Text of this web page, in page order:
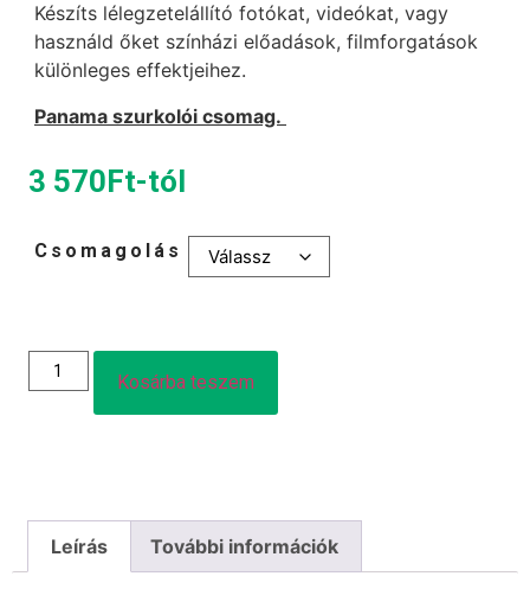
Készíts lélegzetelállító fotókat, videókat, vagy
használd őket színházi előadások, filmforgatások
különleges effektjeihez.
Panama szurkolói csomag.
3 570Ft-tól
Csomagolás
Kosárba teszem
Leírás További információk